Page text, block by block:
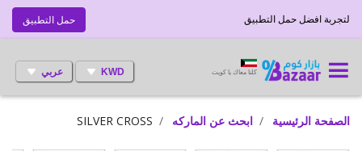
حمل التطبيق لتجربة افضل حمل التطبيق
KWD عربي كلنا معاك يا كويت
الصفحة الرئيسية ابحث عن الماركه SILVER CROSS